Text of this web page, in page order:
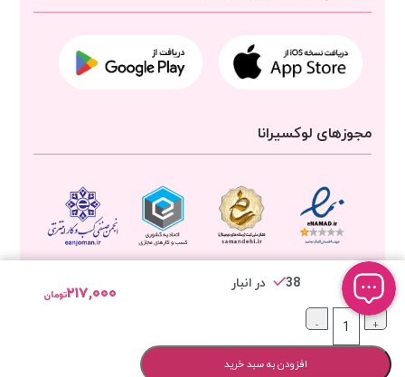
38 در انبار
- +
افزودن به سبد خرید
تومان۲۱۷,۰۰۰
مجوزهای لوکسیرانا
شرکت سیلانه سبز